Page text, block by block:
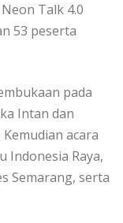
Talk 4.0
53 peserta
pada
Intan dan
acara
Indonesia Raya,
Semarang, serta